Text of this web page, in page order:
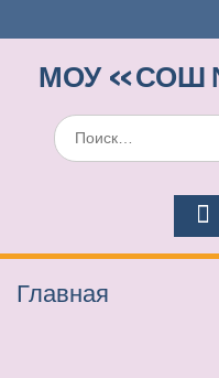
к
МОУ «СОШ
Поиск
по:
Главная